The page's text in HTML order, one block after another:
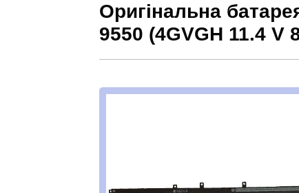
Оригінальна
9550 (4GVGH 11.4